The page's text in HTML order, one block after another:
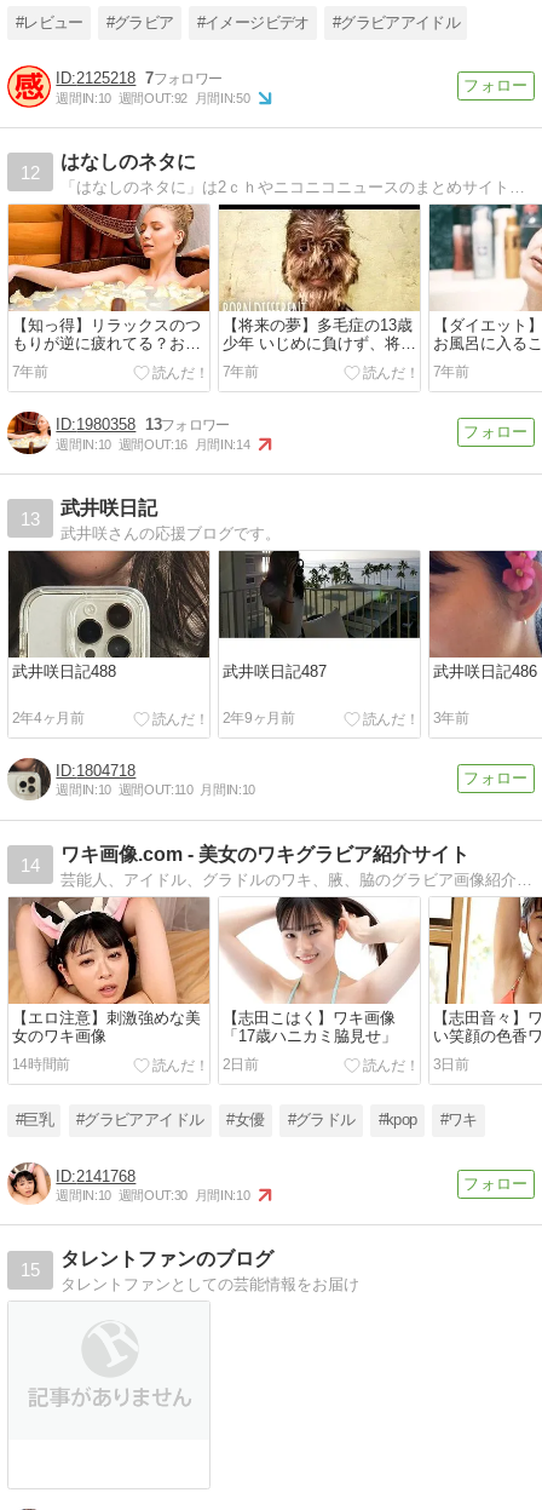
#レビュー #グラビア #イメージビデオ #グラビアアイドル
2125218 7
週間IN:10 週間OUT:92 月間IN:50
12
はなしのネタに
【知っ得】リラックスのつ
もりが逆に疲れてる？おス
スメなお風呂の入り方
7年前
【将来の夢】多毛症の13歳
少年 いじめに負けず、将来
は「警察官になりたい」
（印）
7年前
【ダイエット
お風呂に入る
ー燃焼効果
7年前
1980358 13
週間IN:10 週間OUT:16 月間IN:14
13
武井咲日記
武井咲さんの応援ブログです。
武井咲日記488
2年4ヶ月前
武井咲日記487
2年9ヶ月前
武井咲日記486
3年前
1804718
週間IN:10 週間OUT:110 月間IN:10
14
ワキ画像.com - 美女のワキグラビア紹介サイト
【エロ注意】刺激強めな美
女のワキ画像
14時間前
【志田こはく】ワキ画像
「17歳ハニカミ脇見せ」
2日前
【志田音々】
い笑顔の色香
3日前
#巨乳 #グラビアアイドル #女優 #グラドル #kpop #ワキ
2141768
週間IN:10 週間OUT:30 月間IN:10
15
タレントファンのブログ
タレントファンとしての芸能情報をお届け